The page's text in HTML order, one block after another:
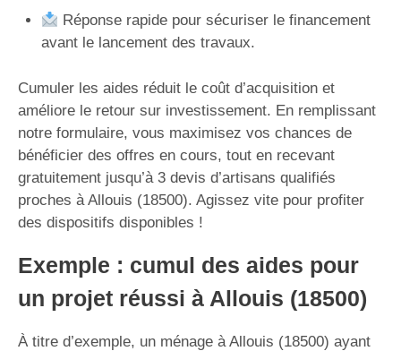
Réponse rapide pour sécuriser le financement
avant le lancement des travaux.
Cumuler les aides réduit le coût d’acquisition et
améliore le retour sur investissement. En remplissant
notre formulaire, vous maximisez vos chances de
bénéficier des offres en cours, tout en recevant
gratuitement jusqu’à 3 devis d’artisans qualifiés
proches à Allouis (18500). Agissez vite pour profiter
des dispositifs disponibles !
Exemple : cumul des aides pour
un projet réussi à Allouis (18500)
À titre d’exemple, un ménage à Allouis (18500) ayant